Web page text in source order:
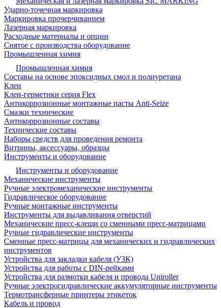
Ударно-точечная маркировка
Маркировка прочерчиванием
Лазерная маркировка
Расходные материалы и опции
Снятое с производства оборудование
Промышленная химия
Промышленная химия
Составы на основе эпоксидных смол и полиуретана
Клеи
Клеи-герметики серия Flex
Антикоррозионные монтажные пасты Anti-Seize
Смазки технические
Антикоррозионные составы
Технические составы
Наборы средств для проведения ремонта
Витрины, аксессуары, образцы
Инструменты и оборудование
Инструменты и оборудование
Механические инструменты
Ручные электромеханические инструменты
Гидравлическое оборудование
Ручные монтажные инструменты
Инструменты для выдавливания отверстий
Механические пресс-клещи со сменными пресс-матрицами
Ручные гидравлические инструменты
Сменные пресс-матрицы для механических и гидравлических
инструментов
Устройства для закладки кабеля (УЗК)
Устройства для работы с DIN-рейками
Устройства для размотки кабеля и провода Uniroller
Ручные электрогидравлические аккумуляторные инструменты
Термотрансферные принтеры этикеток
Кабель и провод